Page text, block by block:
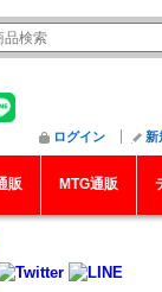
ログイン 新
販 MTG通販